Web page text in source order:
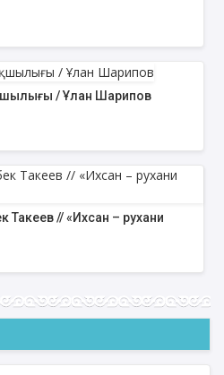
/ Ұлан Шарипов
// «Ихсан – рухани